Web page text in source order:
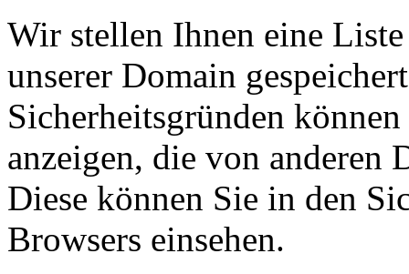
Wir stellen Ihnen eine
unserer Domain
Sicherheitsgründen
anzeigen, die von anderen
Diese können Sie in den
Browsers einsehen.